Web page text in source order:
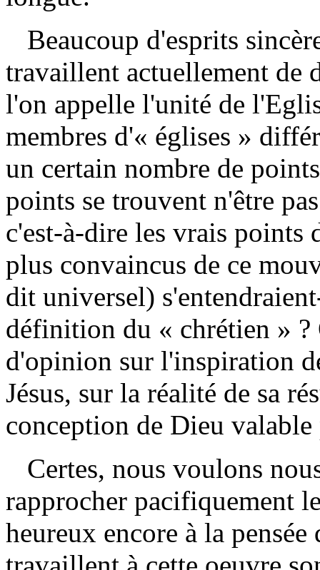
Beaucoup d'esprits
travaillent actuellement de
l'on appelle l'unité de
membres d'« églises »
un certain nombre de
points se trouvent n'être
c'est-à-dire les vrais points
plus convaincus de ce
dit universel)
définition du « chrétien » ?
d'opinion sur l'inspiration
Jésus, sur la réalité de sa
conception de Dieu
Certes, nous voulons
rapprocher pacifiquement
heureux encore à la